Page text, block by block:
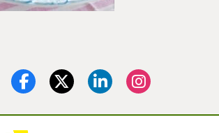
FacebookX (Twitter)LinkedInInstagram